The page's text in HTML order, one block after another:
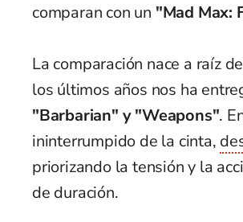
comparan con un "Mad Max:
La comparación nace a raíz
los últimos años nos ha
"Barbarian" y "Weapons".
ininterrumpido de la cinta,
priorizando la tensión y la
de duración.